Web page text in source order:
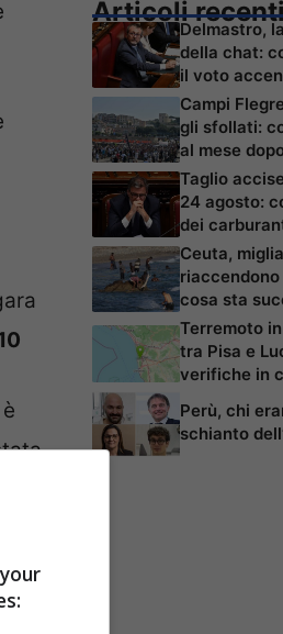
Articoli
Delmastro,
della chat:
il voto
Campi
gli sfollati:
al mese
Taglio
24 agosto:
dei
Ceuta,
cosa sta
Terremoto
tra Pisa e
verifiche in
Perù, chi
schianto